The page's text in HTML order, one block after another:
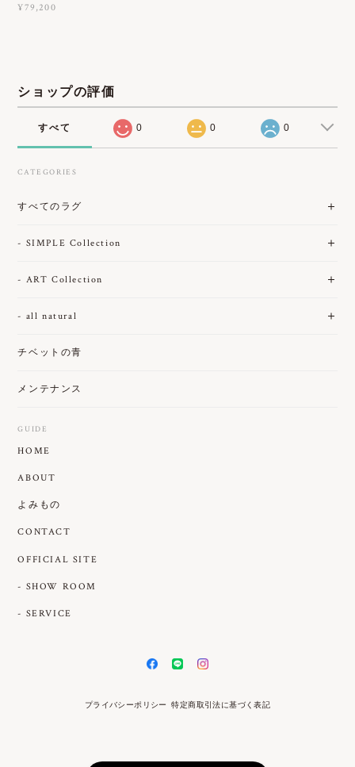
¥79,200
ショップの評価
すべて 0 0 0
CATEGORIES
すべてのラグ
- SIMPLE Collection
- ART Collection
- all natural
チベットの青
メンテナンス
GUIDE
HOME
ABOUT
よみもの
CONTACT
OFFICIAL SITE
- SHOW ROOM
- SERVICE
プライバシーポリシー 特定商取引法に基づく表記